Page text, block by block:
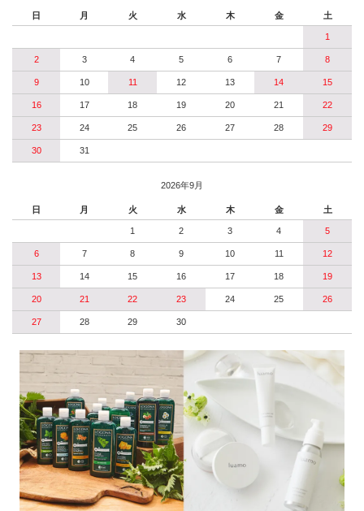
日 月 火 水 木 金 土
1
2 3 4 5 6 7 8
9 10 11 12 13 14 15
16 17 18 19 20 21 22
23 24 25 26 27 28 29
30 31
2026年9月
日 月 火 水 木 金 土
1 2 3 4 5
6 7 8 9 10 11 12
13 14 15 16 17 18 19
20 21 22 23 24 25 26
27 28 29 30